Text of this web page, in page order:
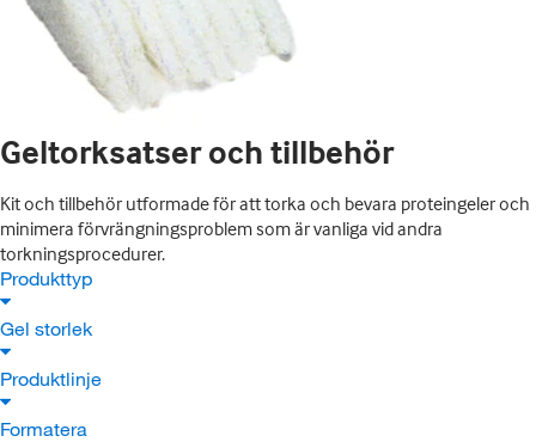
Geltorksatser och tillbehör
Kit och tillbehör utformade för att torka och bevara proteingeler och
minimera förvrängningsproblem som är vanliga vid andra
torkningsprocedurer.
Produkttyp
Gel storlek
Produktlinje
Formatera